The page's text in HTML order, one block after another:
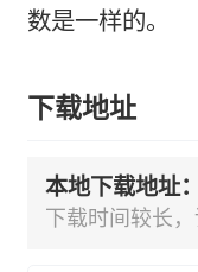
数是一样的。
下载地址
本地下载地址：
下载时间较长